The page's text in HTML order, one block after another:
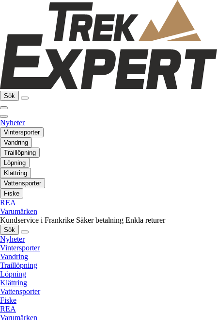
Sök
Nyheter
Vintersporter
Vandring
Traillöpning
Löpning
Klättring
Vattensporter
Fiske
REA
Varumärken
Kundservice i Frankrike Säker betalning Enkla returer
Sök
Nyheter
Vintersporter
Vandring
Traillöpning
Löpning
Klättring
Vattensporter
Fiske
REA
Varumärken